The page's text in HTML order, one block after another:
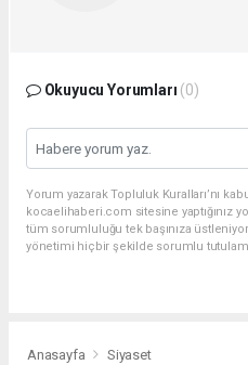
Okuyucu Yorumları (0)
Yorum yazarak Topluluk Kuralları’nı
kocaelihaberi.com sitesine yaptığınız
tüm sorumluluğu tek başınıza
yönetimi hiçbir şekilde sorumlu
Anasayfa Siyaset